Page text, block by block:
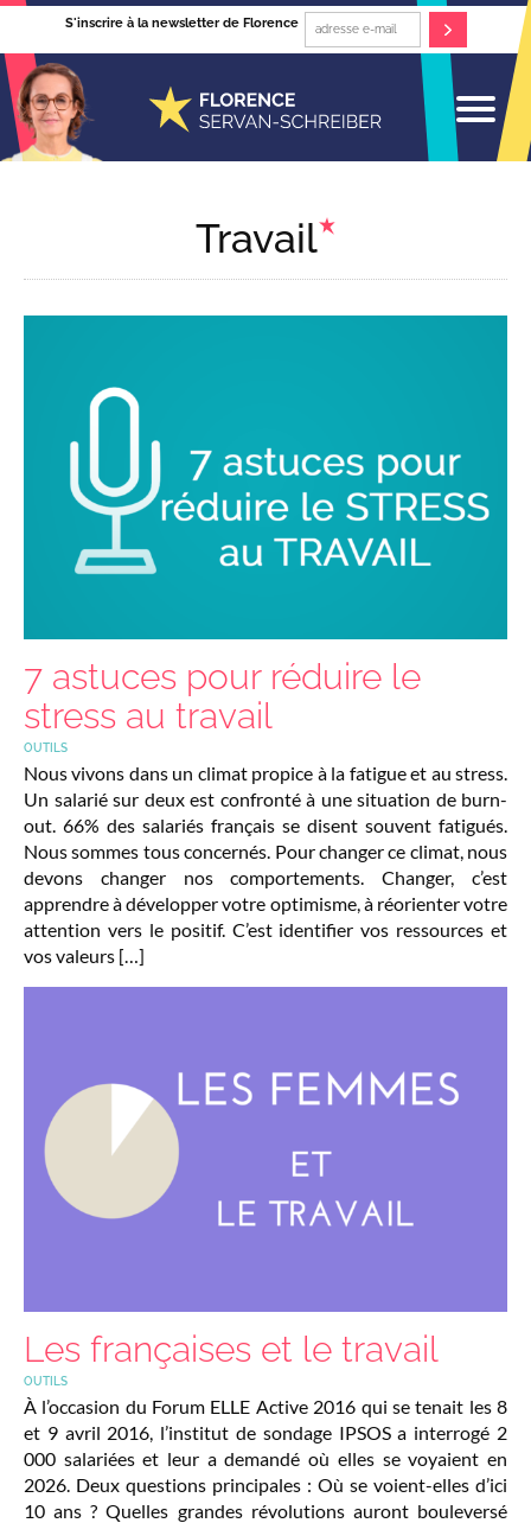
S'inscrire à la newsletter de Florence
Travail
7 astuces pour réduire le
stress au travail
OUTILS
Nous vivons dans un climat propice à la fatigue et au stress.
Un salarié sur deux est confronté à une situation de burn-
out. 66% des salariés français se disent souvent fatigués.
Nous sommes tous concernés. Pour changer ce climat, nous
devons changer nos comportements. Changer, c’est
apprendre à développer votre optimisme, à réorienter votre
attention vers le positif. C’est identifier vos ressources et
vos valeurs […]
Les françaises et le travail
OUTILS
À l’occasion du Forum ELLE Active 2016 qui se tenait les 8
et 9 avril 2016, l’institut de sondage IPSOS a interrogé 2
000 salariées et leur a demandé où elles se voyaient en
2026. Deux questions principales : Où se voient-elles d’ici
10 ans ? Quelles grandes révolutions auront bouleversé